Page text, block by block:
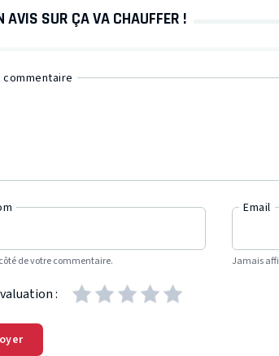
AVIS SUR ÇA VA CHAUFFER !
de votre commentaire.
Email
Jamais
: